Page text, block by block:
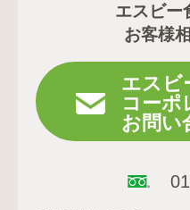
エスビー
お客様
エスビ
コーポ
お問い